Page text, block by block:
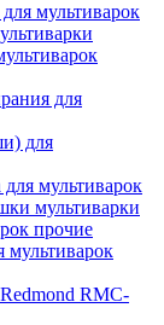
мультиварок
для
для
мультиварок
мультиварки
прочие
мультиварок
RMC-